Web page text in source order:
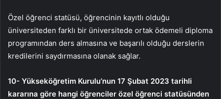
Özel öğrenci statüsü, öğrencinin kayıtlı olduğu
üniversiteden farklı bir üniversitede ortak ödemeli diploma
programından ders almasına ve başarılı olduğu derslerin
kredilerini saydırmasına olanak sağlar.
10- Yükseköğretim Kurulu’nun 17 Şubat 2023 tarihli
kararına göre hangi öğrenciler özel öğrenci statüsünden